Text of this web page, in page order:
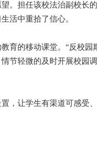
。担任该校法治副校长
活中重拾了信心。
的移动课堂。“反校园
节轻微的及时开展校园
让学生有渠道可感受